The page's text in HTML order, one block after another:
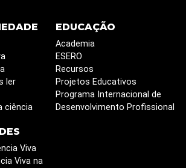
ler
ciência
EDUCAÇÃO
Academia
ESERO
Recursos
Projetos Educativos
Programa Internacional de
Desenvolvimento Profissional
Viva
Viva na